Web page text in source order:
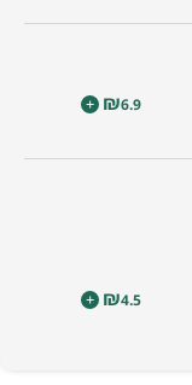
₪6.9
+
₪4.5
+